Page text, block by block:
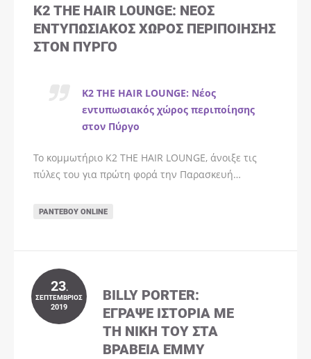
K2 THE HAIR LOUNGE: ΝΈΟΣ
ΕΝΤΥΠΩΣΙΑΚΌΣ ΧΏΡΟΣ ΠΕΡΙΠΟΊΗΣΗΣ
ΣΤΟΝ ΠΎΡΓΟ
K2 THE HAIR LOUNGE: Νέος
εντυπωσιακός χώρος περιποίησης
στον Πύργο
Το κομμωτήριο K2 THE HAIR LOUNGE, άνοιξε τις
πύλες του για πρώτη φορά την Παρασκευή…
ΡΑΝΤΕΒΟΎ ONLINE
23.
ΣΕΠΤΈΜΒΡΙΟΣ
2019
BILLY PORTER:
ΈΓΡΑΨΕ ΙΣΤΟΡΊΑ ΜΕ
ΤΗ ΝΊΚΗ ΤΟΥ ΣΤΑ
ΒΡΑΒΕΊΑ EMMY